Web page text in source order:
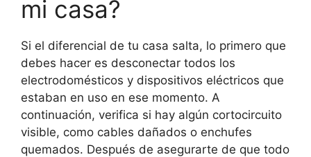
mi casa?
Si el diferencial de tu casa salta, lo primero que
debes hacer es desconectar todos los
electrodomésticos y dispositivos eléctricos que
estaban en uso en ese momento. A
continuación, verifica si hay algún cortocircuito
visible, como cables dañados o enchufes
quemados. Después de asegurarte de que todo